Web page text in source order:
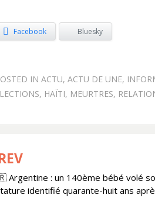
Facebook Bluesky
IN ACTU, ACTU DE UNE,
, HAÏTI, MEURTRES,
: un 140ème bébé volé
identifié quarante-huit ans